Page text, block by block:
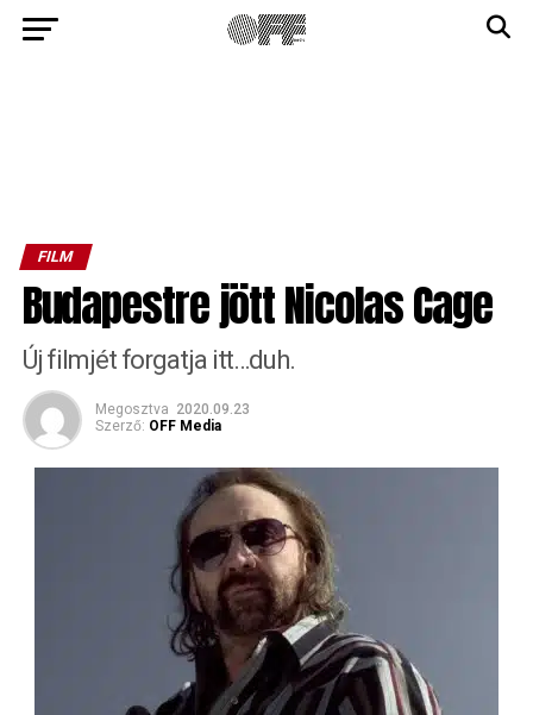
FILM
Budapestre jött Nicolas Cage
Új filmjét forgatja itt…duh.
Megosztva 2020.09.23
Szerző: OFF Media